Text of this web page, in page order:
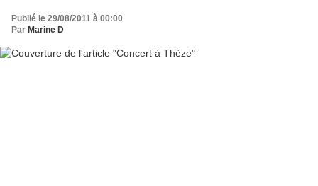
Publié le 29/08/2011 à 00:00
Par Marine D